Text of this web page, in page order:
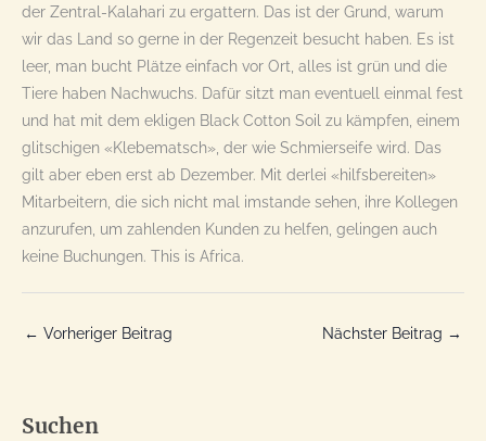
der Zentral-Kalahari zu ergattern. Das ist der Grund, warum
wir das Land so gerne in der Regenzeit besucht haben. Es ist
leer, man bucht Plätze einfach vor Ort, alles ist grün und die
Tiere haben Nachwuchs. Dafür sitzt man eventuell einmal fest
und hat mit dem ekligen Black Cotton Soil zu kämpfen, einem
glitschigen «Klebematsch», der wie Schmierseife wird. Das
gilt aber eben erst ab Dezember. Mit derlei «hilfsbereiten»
Mitarbeitern, die sich nicht mal imstande sehen, ihre Kollegen
anzurufen, um zahlenden Kunden zu helfen, gelingen auch
keine Buchungen. This is Africa.
← Vorheriger Beitrag Nächster Beitrag →
Suchen